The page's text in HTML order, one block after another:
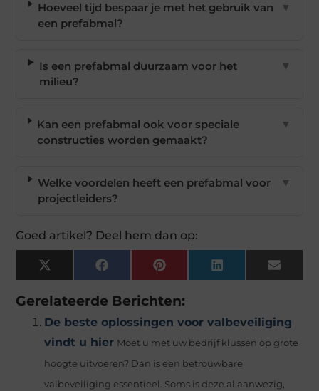
Hoeveel tijd bespaar je met het gebruik van
een prefabmal?
▼
Is een prefabmal duurzaam voor het
milieu?
▼
Kan een prefabmal ook voor speciale
constructies worden gemaakt?
▼
Welke voordelen heeft een prefabmal voor
projectleiders?
▼
Goed artikel? Deel hem dan op:
X
(Twitter)
FacebookPinterest LinkedIn Email
Gerelateerde Berichten:
De beste oplossingen voor valbeveiliging
vindt u hier Moet u met uw bedrijf klussen op grote
hoogte uitvoeren? Dan is een betrouwbare
valbeveiliging essentieel. Soms is deze al aanwezig,